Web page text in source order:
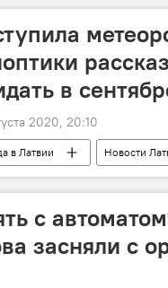
в
2020, 20:10
в Латвии Новости
с
засняли с